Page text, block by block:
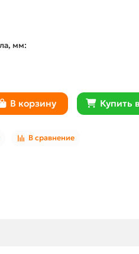
мм:
В корзину Купить
В сравнение